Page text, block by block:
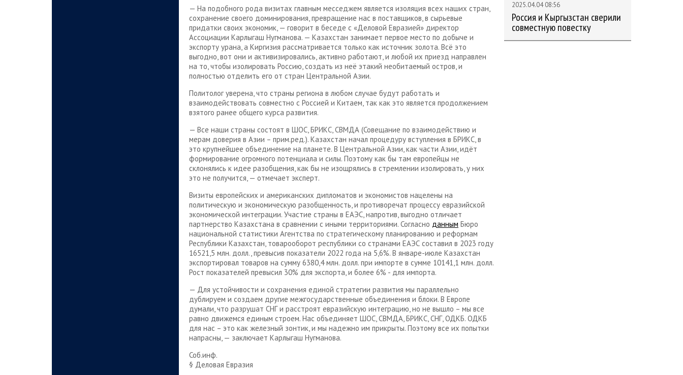
— На подобного рода визитах главным месседжем является изоляция всех наших стран,
сохранение своего доминирования, превращение нас в поставщиков, в сырьевые
придатки своих экономик, — говорит в беседе с «Деловой Евразией» директор
Ассоциации Карлыгаш Нугманова. — Казахстан занимает первое место по добыче и
экспорту урана, а Киргизия рассматривается только как источник золота. Всё это
выгодно, вот они и активизировались, активно работают, и любой их приезд направлен
на то, чтобы изолировать Россию, создать из неё этакий необитаемый остров, и
полностью отделить его от стран Центральной Азии.
Политолог уверена, что страны региона в любом случае будут работать и
взаимодействовать совместно с Россией и Китаем, так как это является продолжением
взятого ранее общего курса развития.
— Все наши страны состоят в ШОС, БРИКС, СВМДА (Совещание по взаимодействию и
мерам доверия в Азии – прим.ред.). Казахстан начал процедуру вступления в БРИКС, в
это крупнейшее объединение на планете. В Центральной Азии, как части Азии, идёт
формирование огромного потенциала и силы. Поэтому как бы там европейцы не
склонялись к идее разобщения, как бы не изощрялись в стремлении изолировать, у них
это не получится, — отмечает эксперт.
Визиты европейских и американских дипломатов и экономистов нацелены на
политическую и экономическую разобщенность, и противоречат процессу евразийской
экономической интеграции. Участие страны в ЕАЭС, напротив, выгодно отличает
партнерство Казахстана в сравнении с иными территориями. Согласно данным Бюро
национальной статистики Агентства по стратегическому планированию и реформам
Республики Казахстан, товарооборот республики со странами ЕАЭС составил в 2023 году
16521,5 млн. долл., превысив показатели 2022 года на 5,6%. В январе-июле Казахстан
экспортировал товаров на сумму 6380,4 млн. долл. при импорте в сумме 10141,1 млн. долл.
Рост показателей превысил 30% для экспорта, и более 6% - для импорта.
— Для устойчивости и сохранения единой стратегии развития мы параллельно
дублируем и создаем другие межгосударственные объединения и блоки. В Европе
думали, что разрушат СНГ и расстроят евразийскую интеграцию, но не вышло – мы все
равно движемся единым строем. Нас объединяет ШОС, СВМДА, БРИКС, СНГ, ОДКБ. ОДКБ
для нас – это как железный зонтик, и мы надежно им прикрыты. Поэтому все их попытки
напрасны, — заключает Карлыгаш Нугманова.
Соб.инф.
§ Деловая Евразия
2025.04.04 08:56
Россия и Кыргызстан сверили
совместную повестку